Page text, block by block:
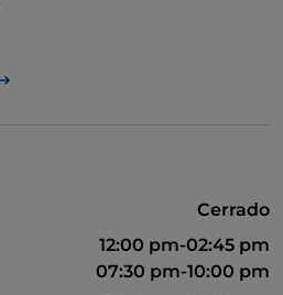
Cerrado
12:00 pm-02:45 pm
07:30 pm-10:00 pm